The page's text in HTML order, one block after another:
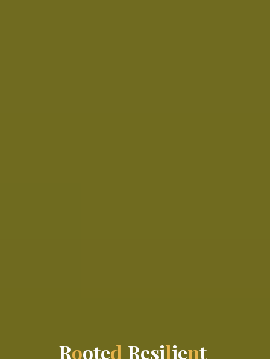
R
Root
ted Res
silient